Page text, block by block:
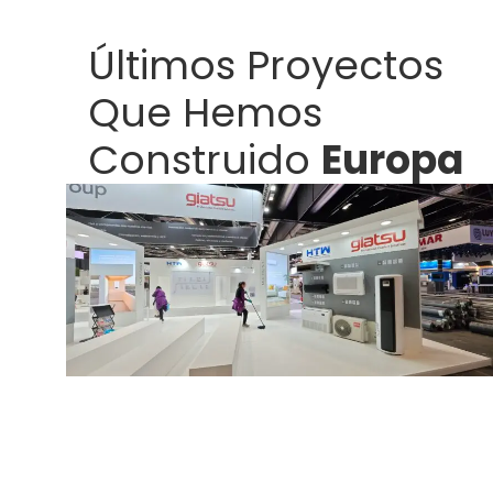
Últimos Proyectos
Que Hemos
Construido Europa